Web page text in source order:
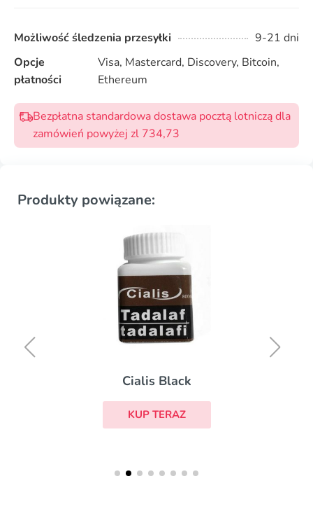
Możliwość śledzenia przesyłki
9-21 dni
Opcje
płatności
Visa, Mastercard, Discovery, Bitcoin,
Ethereum
Bezpłatna standardowa dostawa pocztą lotniczą dla
zamówień powyżej zl 734,73
Produkty powiązane:
Cialis Black
KUP TERAZ